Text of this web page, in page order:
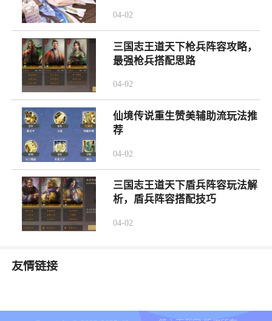
04-02
三国志王道天下枪兵阵容攻略，
最强枪兵搭配思路
04-02
仙境传说重生赞美辅助流玩法推
荐
04-02
三国志王道天下盾兵阵容玩法解
析，盾兵阵容搭配技巧
04-02
友情链接